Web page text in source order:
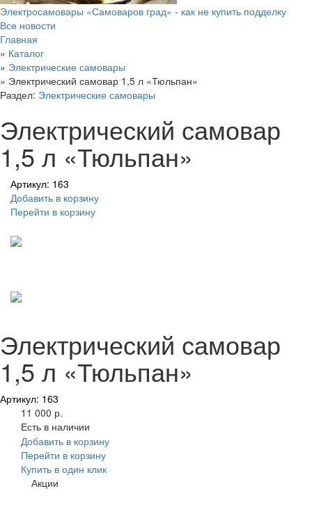
Электросамовары «Самоваров град» - как не купить подделку
Все новости
Главная
» Каталог
» Электрические самовары
» Электрический самовар 1,5 л «Тюльпан»
Раздел: Электрические самовары
Электрический самовар
1,5 л «Тюльпан»
Артикул: 163
Добавить в корзину
Перейти в корзину
Электрический самовар
1,5 л «Тюльпан»
Артикул: 163
11 000 р.
Есть в наличии
Добавить в корзину
Перейти в корзину
Купить в один клик
Акции